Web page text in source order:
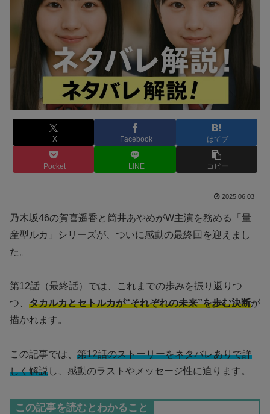
X Facebook はてブ
Pocket LINE コピー
2025.06.03
乃木坂46の賀喜遥香と筒井あやめがW主演を務める「量
産型ルカ」シリーズが、ついに感動の最終回を迎えまし
た。
第12話（最終話）では、これまでの歩みを振り返りつ
つ、 タカルカとセトルカが“それぞれの未来”を歩む決断が
描かれます。
この記事では、 第12話のストーリーをネタバレありで詳
しく解説し、感動のラストやメッセージ性に迫ります。
この記事を読むとわかること